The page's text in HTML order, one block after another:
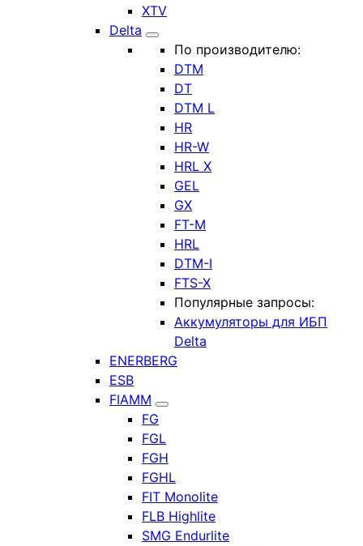
XTV
Delta
По производителю:
DTM
DT
DTM L
HR
HR-W
HRL X
GEL
GX
FT-M
HRL
DTM-I
FTS-X
Популярные запросы:
Аккумуляторы для ИБП
Delta
ENERBERG
ESB
FIAMM
FG
FGL
FGH
FGHL
FIT Monolite
FLB Highlite
SMG Endurlite